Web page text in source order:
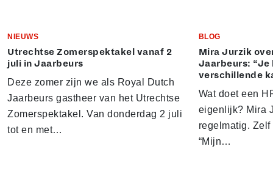
NIEUWS
Utrechtse Zomerspektakel vanaf 2
juli in Jaarbeurs
Deze zomer zijn we als Royal Dutch
Jaarbeurs gastheer van het Utrechtse
Zomerspektakel. Van donderdag 2 juli
tot en met…
BLOG
Mira Jurzik
Jaarbeurs: “Je
verschillende
Wat doet een
eigenlijk? Mira
regelmatig.
“Mijn…